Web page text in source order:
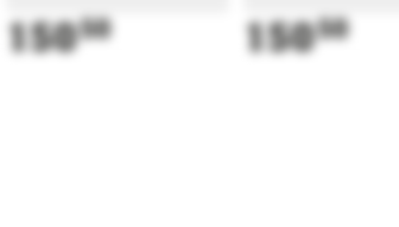
15050 15050